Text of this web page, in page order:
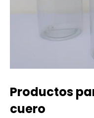
Productos
cuero